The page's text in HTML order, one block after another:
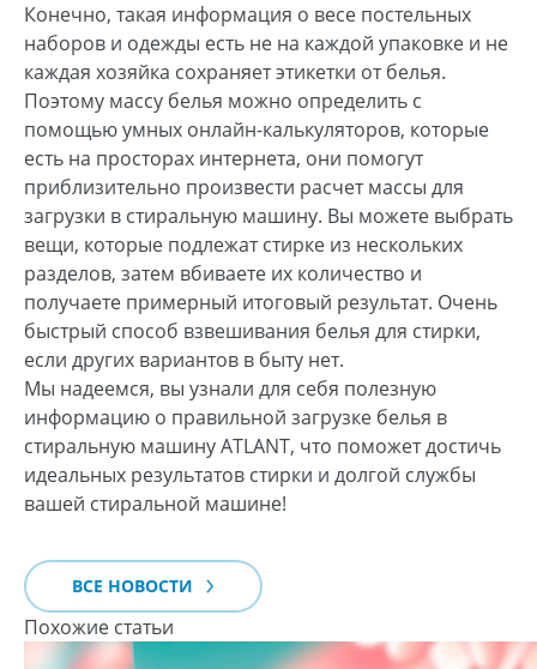
Конечно, такая информация о весе постельных
наборов и одежды есть не на каждой упаковке и не
каждая хозяйка сохраняет этикетки от белья.
Поэтому массу белья можно определить с
помощью умных онлайн-калькуляторов, которые
есть на просторах интернета, они помогут
приблизительно произвести расчет массы для
загрузки в стиральную машину. Вы можете выбрать
вещи, которые подлежат стирке из нескольких
разделов, затем вбиваете их количество и
получаете примерный итоговый результат. Очень
быстрый способ взвешивания белья для стирки,
если других вариантов в быту нет.
Мы надеемся, вы узнали для себя полезную
информацию о правильной загрузке белья в
стиральную машину ATLANT, что поможет достичь
идеальных результатов стирки и долгой службы
вашей стиральной машине!
ВСЕ НОВОСТИ
Похожие статьи